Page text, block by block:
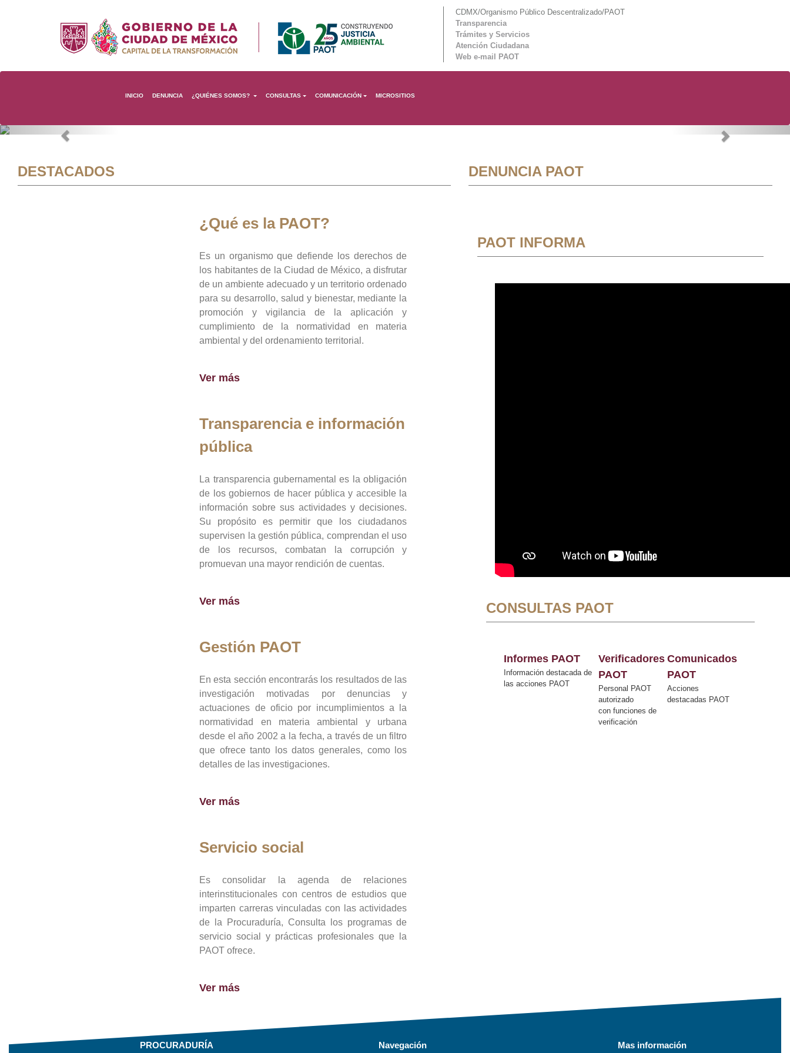
CDMX/Organismo Público Descentralizado/PAOT
Transparencia
Trámites y Servicios
Atención Ciudadana
Web e-mail PAOT
INICIO DENUNCIA ¿QUIÉNES SOMOS? CONSULTAS COMUNICACIÓN MICROSITIOS
Previous Next
DESTACADOS
¿Qué es la PAOT?
Es un organismo que defiende los derechos de
los habitantes de la Ciudad de México, a disfrutar
de un ambiente adecuado y un territorio ordenado
para su desarrollo, salud y bienestar, mediante la
promoción y vigilancia de la aplicación y
cumplimiento de la normatividad en materia
ambiental y del ordenamiento territorial.
Ver más
Transparencia e información
pública
La transparencia gubernamental es la obligación
de los gobiernos de hacer pública y accesible la
información sobre sus actividades y decisiones.
Su propósito es permitir que los ciudadanos
supervisen la gestión pública, comprendan el uso
de los recursos, combatan la corrupción y
promuevan una mayor rendición de cuentas.
Ver más
Gestión PAOT
En esta sección encontrarás los resultados de las
investigación motivadas por denuncias y
actuaciones de oficio por incumplimientos a la
normatividad en materia ambiental y urbana
desde el año 2002 a la fecha, a través de un filtro
que ofrece tanto los datos generales, como los
detalles de las investigaciones.
Ver más
Servicio social
Es consolidar la agenda de relaciones
interinstitucionales con centros de estudios que
imparten carreras vinculadas con las actividades
de la Procuraduría, Consulta los programas de
servicio social y prácticas profesionales que la
PAOT ofrece.
Ver más
DENUNCIA PAOT
PAOT INFORMA
CONSULTAS PAOT
Informes PAOT
Información destacada de
las acciones PAOT
Verificadores
PAOT
Personal PAOT
autorizado
con funciones de
verificación
Comunicados
PAOT
Acciones
destacadas PAOT
PROCURADURÍA Navegación Mas información